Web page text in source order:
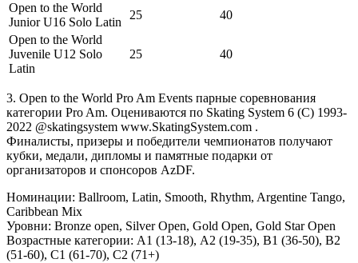
Open to the World
Junior U16 Solo Latin
25
40
Open to the World
Juvenile U12 Solo
Latin
25 40
3. Open to the World Pro Am Events парные соревнования
категории Pro Am. Оцениваются по Skating System 6 (С) 1993-
2022 @skatingsystem www.SkatingSystem.com .
Финалисты, призеры и победители чемпионатов получают
кубки, медали, дипломы и памятные подарки от
организаторов и спонсоров AzDF.
Номинации: Ballroom, Latin, Smooth, Rhythm, Argentine Tango,
Caribbean Mix
Уровни: Bronze open, Silver Open, Gold Open, Gold Star Open
Возрастные категории: А1 (13-18), А2 (19-35), В1 (36-50), В2
(51-60), С1 (61-70), С2 (71+)